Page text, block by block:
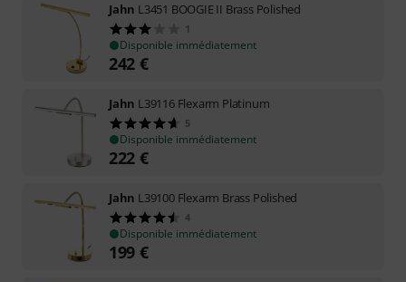
Jahn L3451 BOOGIE II Brass Polished
1
Disponible immédiatement
242 €
Jahn L39116 Flexarm Platinum
5
Disponible immédiatement
222 €
Jahn L39100 Flexarm Brass Polished
4
Disponible immédiatement
199 €